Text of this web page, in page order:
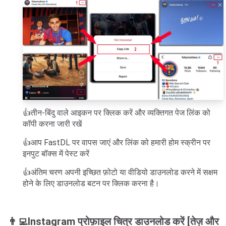
👍तीन-बिंदु वाले आइकन पर क्लिक करें और व्यक्तिगत पेज लिंक को
कॉपी करना जारी रखें
👍आप FastDL पर वापस जाएं और लिंक को हमारी होम स्क्रीन पर
इनपुट बॉक्स में पेस्ट करें
👍अंतिम चरण अपनी इच्छित फ़ोटो या वीडियो डाउनलोड करने में सक्षम
होने के लिए डाउनलोड बटन पर क्लिक करना है।
👨‍💻Instagram प्रोफ़ाइल चित्र डाउनलोड करें [तेज़ और